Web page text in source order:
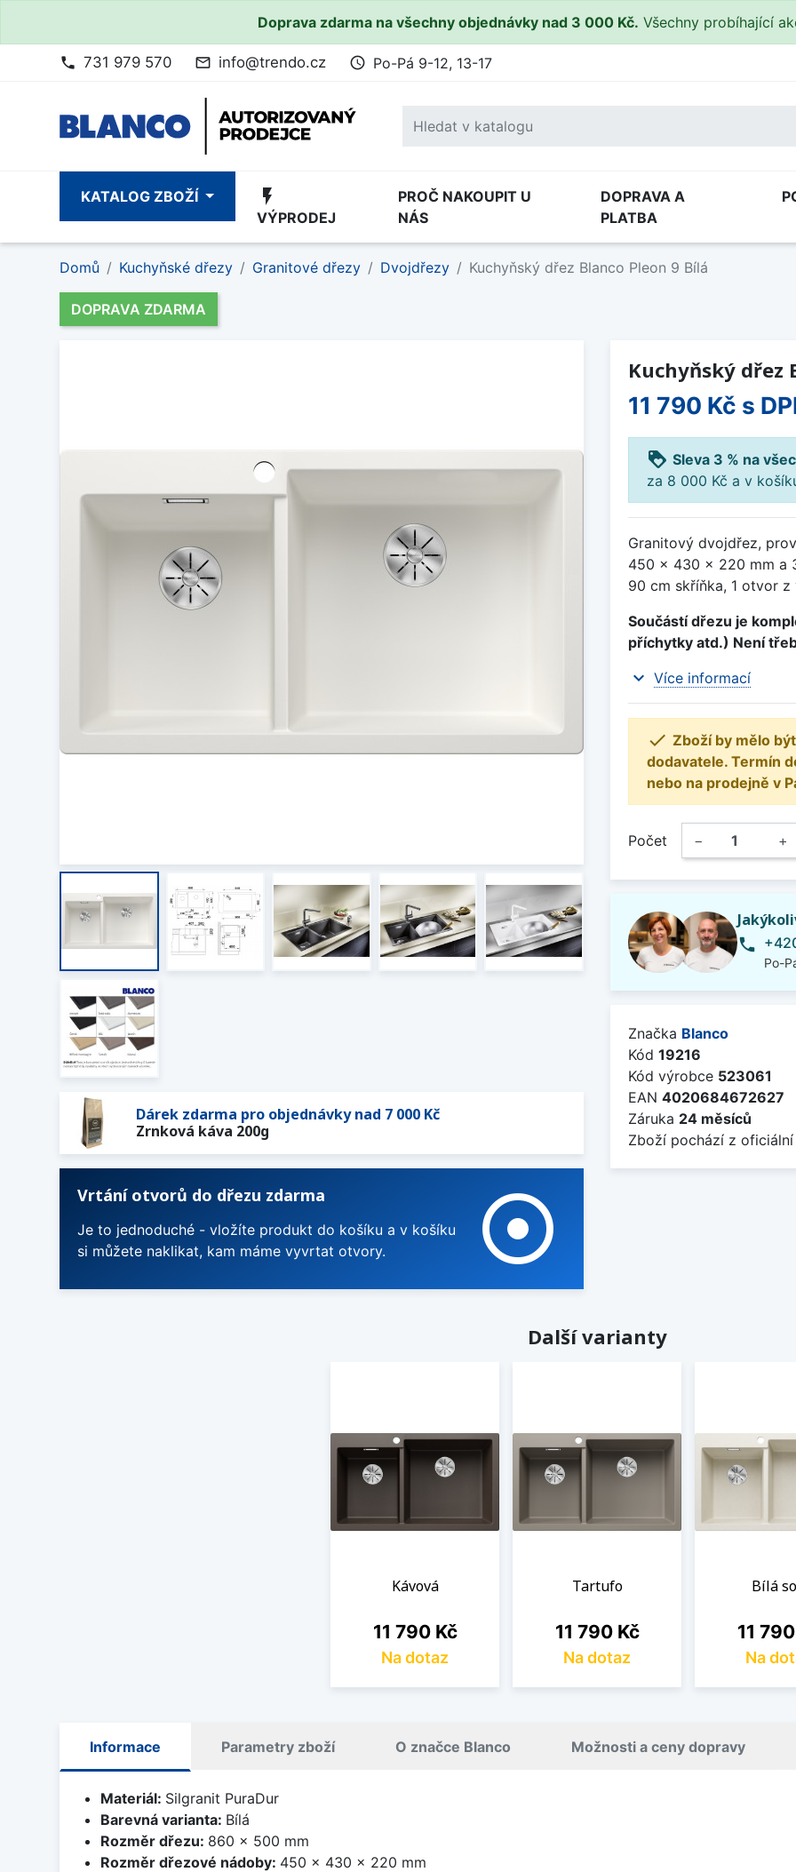
Doprava zdarma na všechny objednávky nad 3 000 Kč. Všechny probíhající
phone 731 979 570 mail_outline info@trendo.cz access_time Po-Pá 9-12, 13-17
KATALOG ZBOŽÍ flash_on
VÝPRODEJ
PROČ NAKOUPIT U
NÁS
DOPRAVA A
PLATBA
Domů Kuchyňské dřezy Granitové dřezy Dvojdřezy Kuchyňský dřez Blanco Pleon 9 Bílá
DOPRAVA ZDARMA
Dárek zdarma pro objednávky nad 7 000 Kč
Zrnková káva 200g
Vrtání otvorů do dřezu zdarma
Je to jednoduché - vložíte produkt do košíku a v košíku
si můžete naklikat, kam máme vyvrtat otvory.
adjust
Kuchyňský dřez
11 790 Kč s
loyalty Sleva 3 % na
za 8 000 Kč a v
Granitový dvojdřez,
450 x 430 x 220 mm a
90 cm skříňka, 1 otvor z
Součástí dřezu je
příchytky atd.) Není
expand_more Více informací
 Zboží by mělo
dodavatele. Termín
nebo na prodejně v
Počet − +
phone
Po-
Značka Blanco
Kód 19216
Kód výrobce 523061
EAN 4020684672627
Záruka 24 měsíců
Zboží pochází z
Další varianty
Kávová
Cena
11 790 Kč
Na dotaz
Tartufo
Cena
11 790 Kč
Na dotaz
Bílá
Cena
11
Na
Informace Parametry zboží O značce Blanco Možnosti a ceny dopravy
Materiál: Silgranit PuraDur
Barevná varianta: Bílá
Rozměr dřezu: 860 x 500 mm
Rozměr dřezové nádoby: 450 x 430 x 220 mm